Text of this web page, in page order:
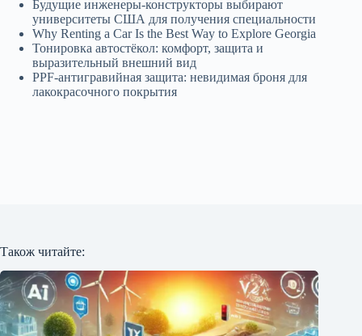
Будущие инженеры‑конструкторы выбирают
университеты США для получения специальности
Why Renting a Car Is the Best Way to Explore Georgia
Тонировка автостёкол: комфорт, защита и
выразительный внешний вид
PPF-антигравийная защита: невидимая броня для
лакокрасочного покрытия
Також читайте: